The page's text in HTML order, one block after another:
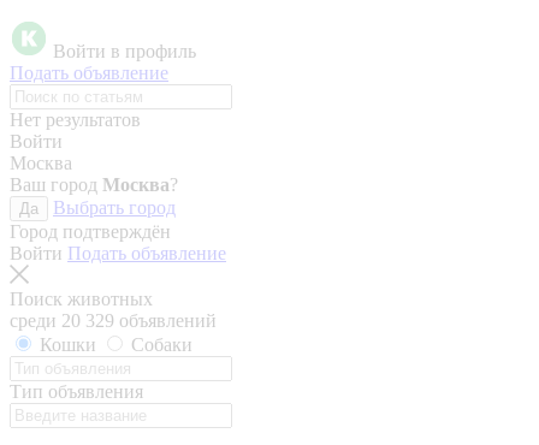
Войти в профиль
Подать объявление
Нет результатов
Войти
Москва
Ваш город Москва?
Да
Выбрать город
Город подтверждён
Войти Подать объявление
Поиск животных
среди 20 329 объявлений
Кошки
Собаки
Тип объявления